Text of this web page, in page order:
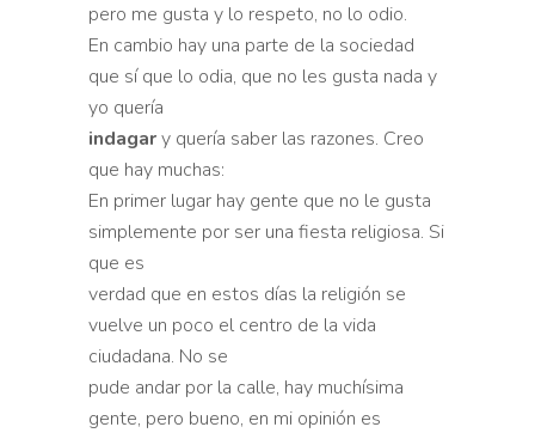
pero me gusta y lo respeto, no lo odio.
En cambio hay una parte de la sociedad
que sí que lo odia, que no les gusta nada y
yo quería
indagary quería saber las razones. Creo
que hay muchas:
En primer lugar hay gente que no le gusta
simplemente por ser una fiesta religiosa. Si
que es
verdad que en estos días la religión se
vuelve un poco el centro de la vida
ciudadana. No se
pude andar por la calle, hay muchísima
gente, pero bueno, en mi opinión es